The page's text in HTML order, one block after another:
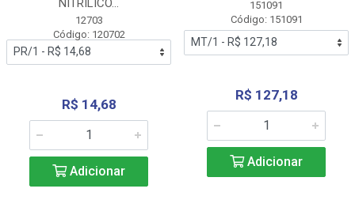
NITRÍLICO...
12703
Código: 120702
R$ 14,68
Adicionar
151091
Código: 151091
R$ 127,18
Adicionar